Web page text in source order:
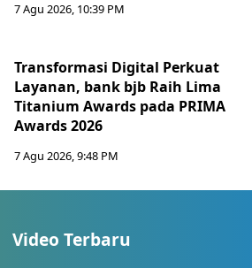
7 Agu 2026, 10:39 PM
Transformasi Digital Perkuat
Layanan, bank bjb Raih Lima
Titanium Awards pada PRIMA
Awards 2026
7 Agu 2026, 9:48 PM
Video Terbaru